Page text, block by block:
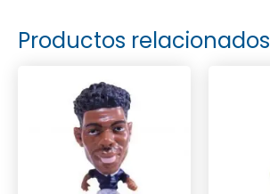
Productos relacionados